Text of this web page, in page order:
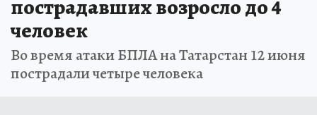
пострадавших возросло до 4
человек
Во время атаки БПЛА на Татарстан 12 июня
пострадали четыре человека